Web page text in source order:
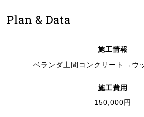
Plan & Data
施工情報
ベランダ土間コンクリート→ウ
施工費用
150,000円